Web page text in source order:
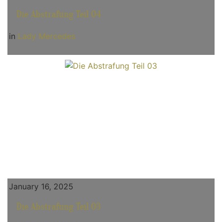
Die Abstrafung Teil 04
in Lady Mercedes
January 16, 2025
Die Abstrafung Teil 03